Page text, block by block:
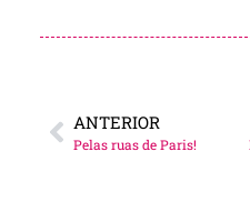
ANTERIOR
Pelas ruas de Paris!